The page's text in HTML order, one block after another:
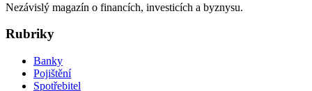
Nezávislý magazín o financích, investicích a byznysu.
Rubriky
Banky
Pojištění
Spotřebitel